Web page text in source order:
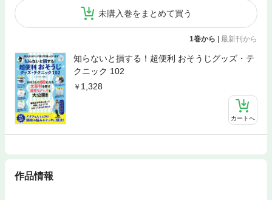
未購入巻をまとめて買う
1巻から | 最新刊から
知らないと損する！超便利 おそうじグッズ・テ
クニック 102
1,328
カートへ
作品情報